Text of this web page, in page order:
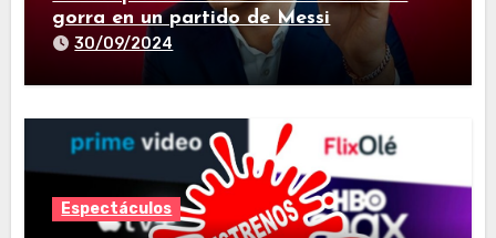
gorra en un partido de Messi
30/09/2024
Espectáculos